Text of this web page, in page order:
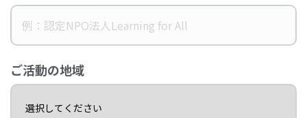
ご活動の地域